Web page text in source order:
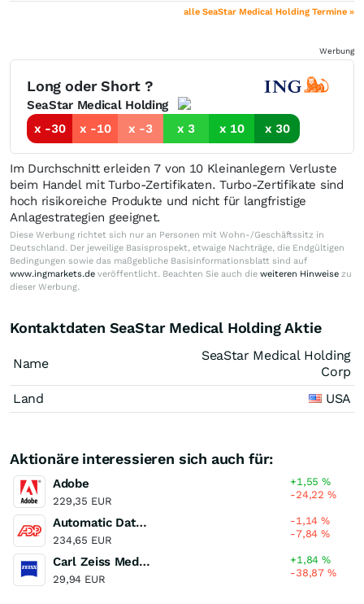
alle SeaStar Medical Holding Termine »
Werbung
Long oder Short ?
SeaStar Medical Holding
x -30
x -10 x -3 x 3 x 10 x 30
Im Durchschnitt erleiden 7 von 10 Kleinanlegern Verluste
beim Handel mit Turbo-Zertifikaten. Turbo-Zertifikate sind
hoch risikoreiche Produkte und nicht für langfristige
Anlagestrategien geeignet.
Diese Werbung richtet sich nur an Personen mit Wohn-/Geschäftssitz in
Deutschland. Der jeweilige Basisprospekt, etwaige Nachträge, die Endgültigen
Bedingungen sowie das maßgebliche Basisinformationsblatt sind auf
www.ingmarkets.de veröffentlicht. Beachten Sie auch die weiteren Hinweise zu
dieser Werbung.
Kontaktdaten SeaStar Medical Holding Aktie
Name
SeaStar Medical Holding
Corp
Land
USA
Aktionäre interessieren sich auch für:
Adobe
229,35 EUR
+1,55%
-24,22%
Automatic Data Processing
234,65 EUR
-1,14%
-7,84%
Carl Zeiss Meditec
29,94 EUR
+1,84%
-38,87%